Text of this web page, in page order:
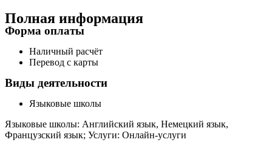
Полная информация
Форма оплаты
Наличный расчёт
Перевод с карты
Виды деятельности
Языковые школы
Языковые школы: Английский язык, Немецкий язык,
Французский язык; Услуги: Онлайн-услуги